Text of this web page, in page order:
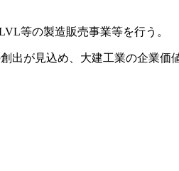
等の製造販売事業等を行う。
出が見込め、大建工業の企業価